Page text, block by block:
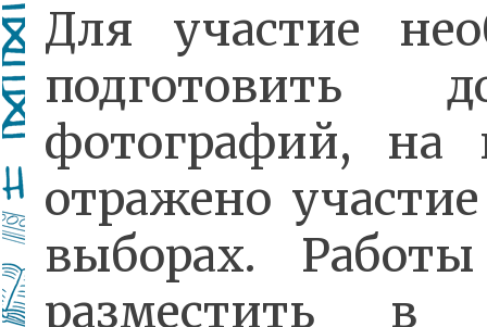
Для участие
подготовить
фотографий, на
отражено
выборах.
разместить в